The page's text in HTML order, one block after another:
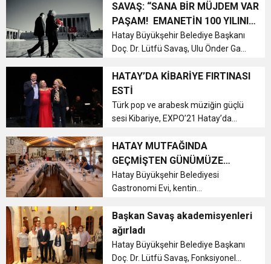
SAVAŞ: “SANA BİR MÜJDEM VAR
PAŞAM! EMANETİN 100 YILINI
DEVİRİYOR”
Hatay Büyükşehir Belediye Başkanı
Doç. Dr. Lütfü Savaş, Ulu Önder Gazi
sonsuzluğa uğurlanışının 84. yılında
özel olarak hazırlanan video ile
andı....
HATAY’DA KİBARİYE FIRTINASI
ESTİ
Türk pop ve arabesk müziğin güçlü
sesi Kibariye, EXPO’21 Hatay’da
konser verdi....
HATAY MUTFAĞINDA
GEÇMİŞTEN GÜNÜMÜZE
SORUMLU ÜRETİM, SORUMLU
TÜKETİM VAR
Hatay Büyükşehir Belediyesi
Gastronomi Evi, kentin
işlendiği Unutulmaya Yüz Tutmuş
Hatay Yemekleri ve Babaannemin
Saklı Mutfağı kitaplarının tanıtımına
ev sahipliği ya...
Başkan Savaş akademisyenleri
ağırladı
Hatay Büyükşehir Belediye Başkanı
Doç. Dr. Lütfü Savaş, Fonksiyonel